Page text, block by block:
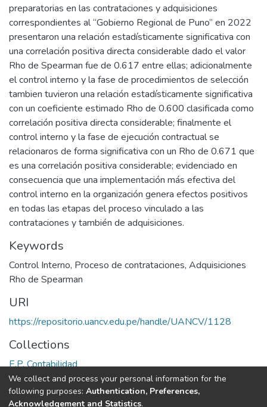
preparatorias en las contrataciones y adquisiciones
correspondientes al “Gobierno Regional de Puno” en 2022
presentaron una relación estadísticamente significativa con
una correlación positiva directa considerable dado el valor
Rho de Spearman fue de 0.617 entre ellas; adicionalmente
el control interno y la fase de procedimientos de selección
tambien tuvieron una relación estadísticamente significativa
con un coeficiente estimado Rho de 0.600 clasificada como
correlación positiva directa considerable; finalmente el
control interno y la fase de ejecución contractual se
relacionaros de forma significativa con un Rho de 0.671 que
es una correlación positiva considerable; evidenciado en
consecuencia que una implementación más efectiva del
control interno en la organización genera efectos positivos
en todas las etapas del proceso vinculado a las
contrataciones y también de adquisiciones.
Keywords
Control Interno, Proceso de contrataciones, Adquisiciones
Rho de Spearman
URI
https://repositorio.uancv.edu.pe/handle/UANCV/1128
Collections
E.P. Contabilidad
Full item page
We collect and process your personal information for the
following purposes: Authentication, Preferences,
Acknowledgement and Statistics.